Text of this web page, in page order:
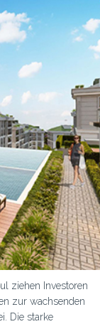
ziehen Investoren
zur wachsenden
Die starke